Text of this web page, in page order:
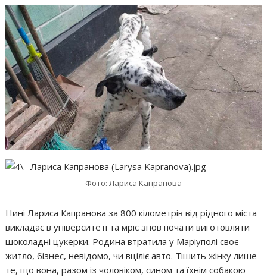
Фото: Лариса Капранова
Нині Лариса Капранова за 800 кілометрів від рідного міста
викладає в університеті та мріє знов почати виготовляти
шоколадні цукерки. Родина втратила у Маріуполі своє
житло, бізнес, невідомо, чи вціліє авто. Тішить жінку лише
те, що вона, разом із чоловіком, сином та їхнім собакою